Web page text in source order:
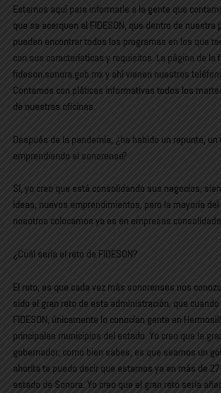
Estamos aquí para informarle a la gente que
que se acerquen al FIDESON, que dentro de nuestra
pueden encontrar todos los programas en los que
con sus características y requisitos. La página de la
fideson.sonora.gob.mx y ahí vienen nuestros
Contamos con pláticas informativas todos los
de nuestras oficinas.
Después de la pandemia, ¿ha habido un repunte, un
emprendiendo el sonorense?
Sí, yo creo que está consolidando sus negocios,
ideas, nuevos emprendimientos, pero la mayoría
nosotros colocamos ya es en empresas
¿Cuál sería el reto de FIDESON?
El reto, es que cada vez más sonorenses nos
sido el gran reto de esta administración, que
FIDESON, únicamente lo conocían gente en
principales municipios del estado. Yo creo que la
gobernador, como bien sabes, es que seamos un
ahorita te puedo decir que estamos ya en más de
estado de Sonora. Yo creo que el gran reto sería